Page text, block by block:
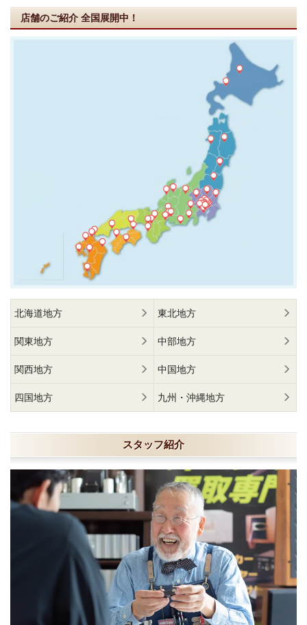
店舗のご紹介 全国展開中！
北海道地方 東北地方
関東地方 中部地方
関西地方 中国地方
四国地方 九州・沖縄地方
スタッフ紹介